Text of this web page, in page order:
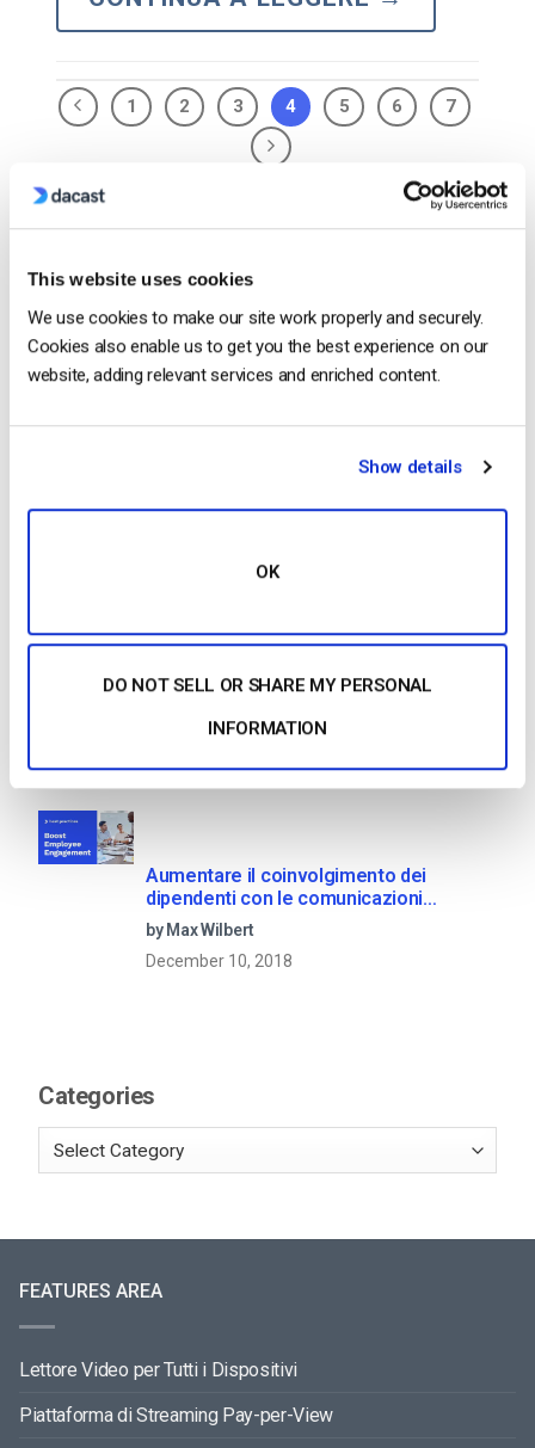
This website uses cookies
We use cookies to make our site work properly and securely.
Cookies also enable us to get you the best experience on our
website, adding relevant services and enriched content.
Show details
OK
DO NOT SELL OR SHARE MY PERSONAL
INFORMATION
1 2 3 4 5 6 7
Search
Recent
Come trasmettere in diretta da un
OTT Full Form – Il presente e il futuro dei
media in streaming
by Jon Whitehead
Aumentare il coinvolgimento dei
dipendenti con le comunicazioni
aziendali in live streaming
by Max Wilbert
December 10, 2018
Categories
FEATURES AREA
Lettore Video per Tutti i Dispositivi
Piattaforma di Streaming Pay-per-View